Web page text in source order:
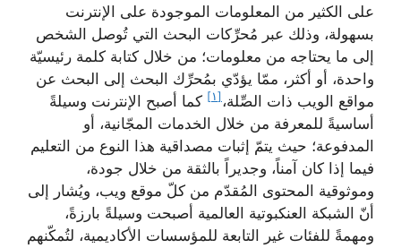
على الكثير من المعلومات الموجودة على الإنترنت
بسهولة، وذلك عبر مُحرِّكات البحث التي تُوصل الشخص
إلى ما يحتاجه من معلومات؛ من خلال كتابة كلمة رئيسيّة
واحدة، أو أكثر، ممّا يؤدّي بمُحرِّك البحث إلى البحث عن
مواقع الويب ذات الصِّلة، [١]
كما أصبح الإنترنت وسيلةً
أساسيةً للمعرفة من خلال الخدمات المجّانية، أو
المدفوعة؛ حيث يتمّ إثبات مصداقية هذا النوع من التعليم
فيما إذا كان آمناً، وجديراً بالثقة من خلال جودة،
وموثوقية المحتوى المُقدّم من كلّ موقع ويب، ويُشار إلى
أنّ الشبكة العنكبوتية العالمية أصبحت وسيلةً بارزةً،
ومهمةً للفئات غير التابعة للمؤسسات الأكاديمية، لتُمكّنهم